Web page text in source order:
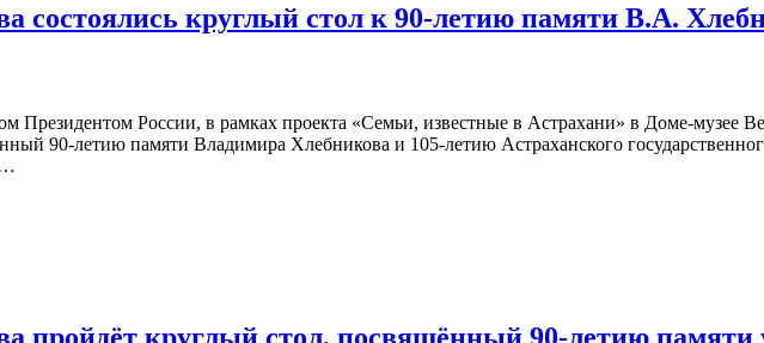
состоялись круглый стол к 90-летию памяти В.А.
Президентом России, в рамках проекта «Семьи, известные в Астрахани» в Доме-музее
90-летию памяти Владимира Хлебникова и 105-летию Астраханского